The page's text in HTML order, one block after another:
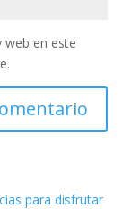
web en este
para disfrutar